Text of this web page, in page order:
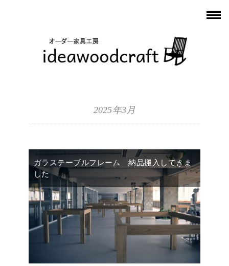
2025年3月
ガラステーブルフレーム 納品搬入してきま
した